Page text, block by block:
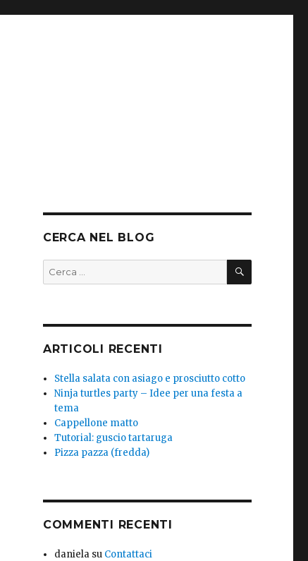
CERCA NEL BLOG
Cerca: CERCA
ARTICOLI RECENTI
Stella salata con asiago e prosciutto cotto
Ninja turtles party – Idee per una festa a
tema
Cappellone matto
Tutorial: guscio tartaruga
Pizza pazza (fredda)
COMMENTI RECENTI
daniela su Contattaci